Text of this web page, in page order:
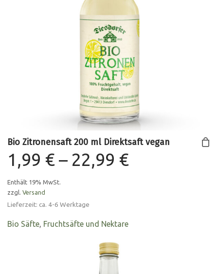
Bio Zitronensaft 200 ml Direktsaft vegan
1,99 € – 22,99 €
Enthält 19% MwSt.
zzgl. Versand
Lieferzeit: ca. 4-6 Werktage
Bio Säfte, Fruchtsäfte und Nektare